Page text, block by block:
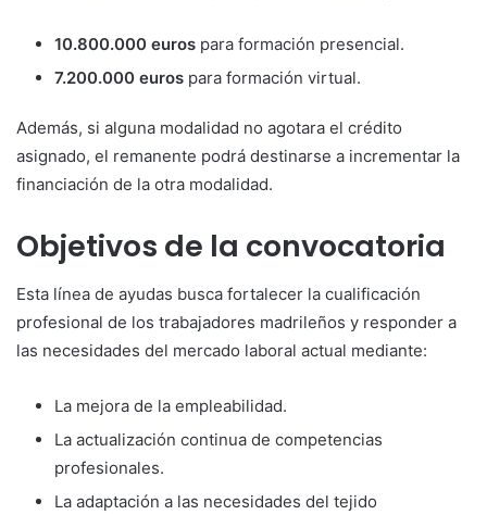
10.800.000 euros para formación presencial.
7.200.000 euros para formación virtual.
Además, si alguna modalidad no agotara el crédito
asignado, el remanente podrá destinarse a incrementar la
financiación de la otra modalidad.
Objetivos de la convocatoria
Esta línea de ayudas busca fortalecer la cualificación
profesional de los trabajadores madrileños y responder a
las necesidades del mercado laboral actual mediante:
La mejora de la empleabilidad.
La actualización continua de competencias
profesionales.
La adaptación a las necesidades del tejido